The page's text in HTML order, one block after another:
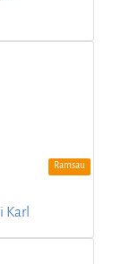
Ramsau
Karl